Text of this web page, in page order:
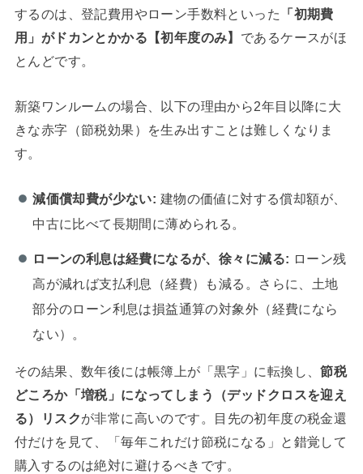
するのは、登記費用やローン手数料といった
「初期費
用」がドカンとかかる【初年度のみ】 であるケースがほ
とんどです。
新築ワンルームの場合、以下の理由から2年目以降に大
きな赤字（節税効果）を生み出すことは難しくなりま
す。
減価償却費が少ない: 建物の価値に対する償却額が、
中古に比べて長期間に薄められる。
ローンの利息は経費になるが、徐々に減る: ローン残
高が減れば支払利息（経費）も減る。さらに、土地
部分のローン利息は損益通算の対象外（経費になら
ない）。
その結果、数年後には帳簿上が「黒字」に転換し、節税
どころか「増税」になってしまう（デッドクロスを迎え
る）リスクが非常に高いのです。目先の初年度の税金還
付だけを見て、「毎年これだけ節税になる」と錯覚して
購入するのは絶対に避けるべきです。